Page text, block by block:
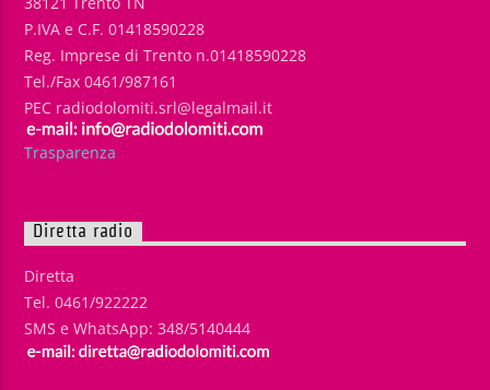
P.IVA e C.F. 01418590228
Reg. Imprese di Trento n.01418590228
Tel./Fax 0461/987161
PEC radiodolomiti.srl@legalmail.it
Trasparenza
Diretta radio
Diretta
Tel. 0461/922222
SMS e WhatsApp: 348/5140444